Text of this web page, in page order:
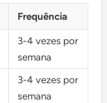
Frequência
3-4 vezes por
semana
3-4 vezes por
semana